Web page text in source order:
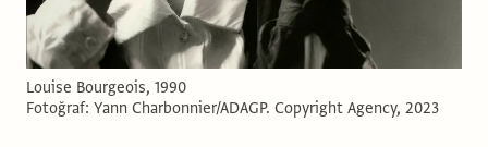
Louise Bourgeois, 1990
Fotoğraf: Yann Charbonnier/ADAGP. Copyright Agency, 2023